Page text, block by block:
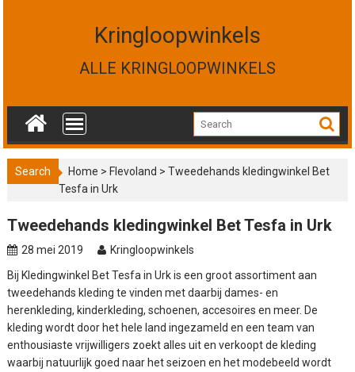
n
Kringloopwinkels
ALLE KRINGLOOPWINKELS
Search Home >Flevoland >Tweedehands kledingwinkel Bet
Tesfa in Urk
Tweedehands kledingwinkel Bet Tesfa in Urk
28 mei 2019
Kringloopwinkels
Bij Kledingwinkel Bet Tesfa in Urk is een groot assortiment aan
tweedehands kleding te vinden met daarbij dames- en
herenkleding, kinderkleding, schoenen, accesoires en meer. De
kleding wordt door het hele land ingezameld en een team van
enthousiaste vrijwilligers zoekt alles uit en verkoopt de kleding
waarbij natuurlijk goed naar het seizoen en het modebeeld wordt